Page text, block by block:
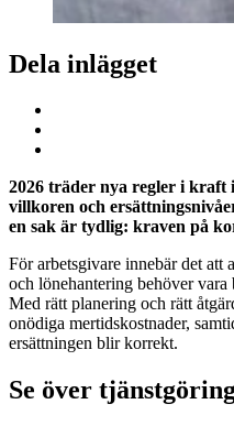
Dela inlägget
2026 träder nya regler i kraft
villkoren och
en sak är tydlig: kraven på
För arbetsgivare innebär det att
och lönehantering behöver
Med rätt planering och rätt
onödiga mertidskostnader,
ersättningen blir korrekt.
Se över